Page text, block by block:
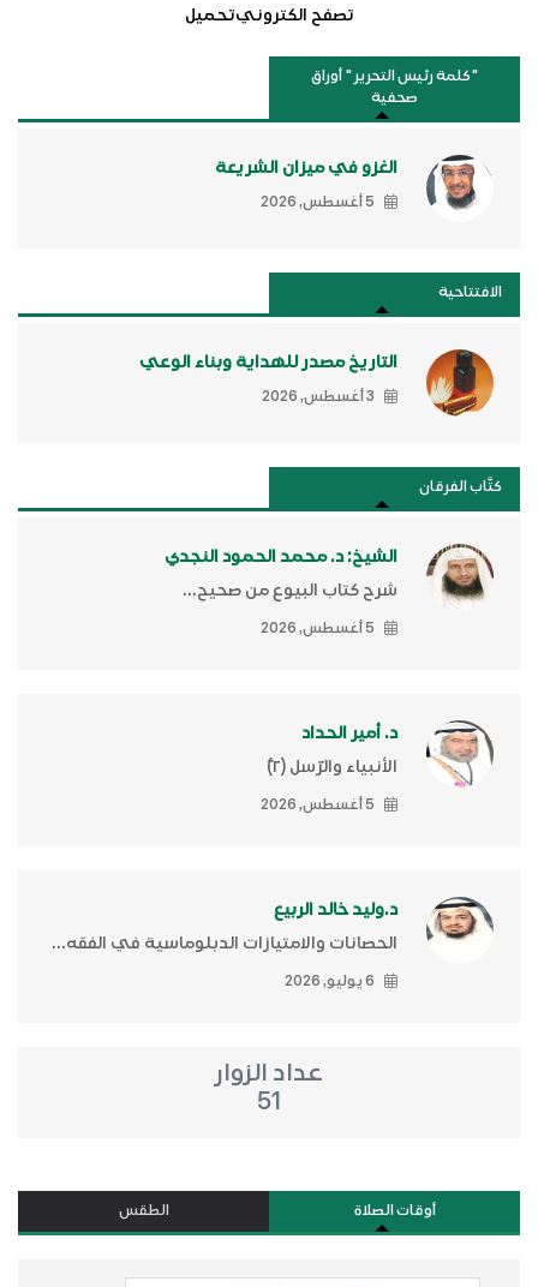
تصفح الكترونيتحميل
"كلمة رئيس التحرير " أوراق
صحفية
الغزو في ميزان الشريعة
5 أغسطس, 2026
الافتتاحية
التاريخ مصدر للهداية وبناء الوعي
3 أغسطس, 2026
كتَّاب الفرقان
الشيخ: د. محمد الحمود النجدي
شرح كتاب البيوع من صحيح...
5 أغسطس, 2026
د. أمير الحداد
الأنبياء والرّسل (٢)ّ
5 أغسطس, 2026
د.وليد خالد الربيع
الحصانات والامتيازات الدبلوماسية في الفقه...
6 يوليو, 2026
عداد الزوار
51
أوقات الصلاة الطقس